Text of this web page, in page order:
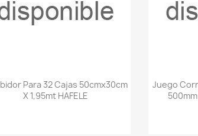
Vista rápida
Para 32 Cajas 50cmx30cm
X 1,95mt HAFELE
Juego